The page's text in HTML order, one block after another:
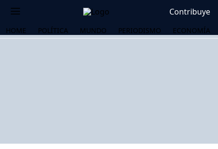
Contribuye
HOME POLÍTICA MUNDO PERIODISMO ECONOMÍA